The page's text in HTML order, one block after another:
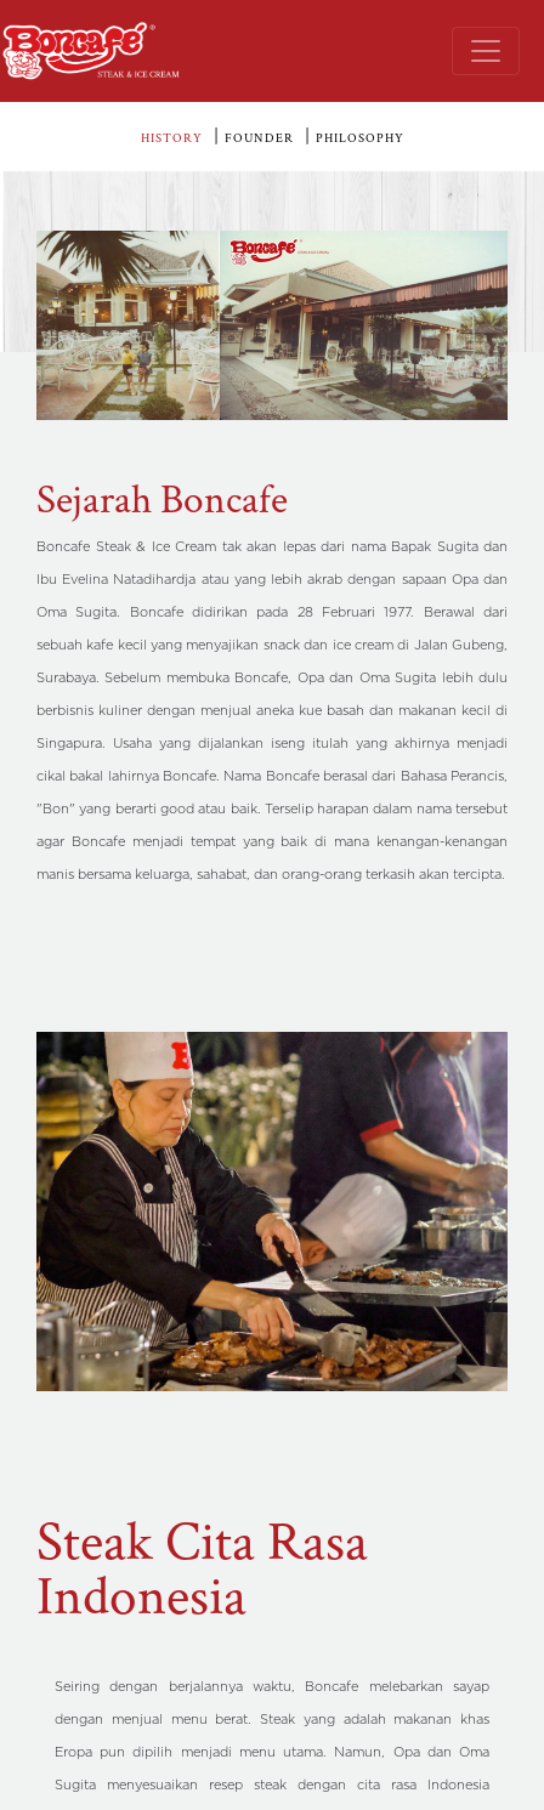
HISTORY | FOUNDER | PHILOSOPHY
Sejarah Boncafe
Boncafe Steak & Ice Cream tak akan lepas dari nama Bapak Sugita dan
Ibu Evelina Natadihardja atau yang lebih akrab dengan sapaan Opa dan
Oma Sugita. Boncafe didirikan pada 28 Februari 1977. Berawal dari
sebuah kafe kecil yang menyajikan snack dan ice cream di Jalan Gubeng,
Surabaya. Sebelum membuka Boncafe, Opa dan Oma Sugita lebih dulu
berbisnis kuliner dengan menjual aneka kue basah dan makanan kecil di
Singapura. Usaha yang dijalankan iseng itulah yang akhirnya menjadi
cikal bakal lahirnya Boncafe. Nama Boncafe berasal dari Bahasa Perancis,
"Bon" yang berarti good atau baik. Terselip harapan dalam nama tersebut
agar Boncafe menjadi tempat yang baik di mana kenangan-kenangan
manis bersama keluarga, sahabat, dan orang-orang terkasih akan tercipta.
Steak Cita Rasa
Indonesia
Seiring dengan berjalannya waktu, Boncafe melebarkan sayap
dengan menjual menu berat. Steak yang adalah makanan khas
Eropa pun dipilih menjadi menu utama. Namun, Opa dan Oma
Sugita menyesuaikan resep steak dengan cita rasa Indonesia